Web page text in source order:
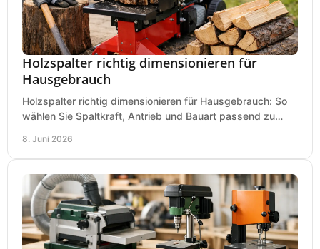
Holzspalter richtig dimensionieren für
Hausgebrauch
Holzspalter richtig dimensionieren für Hausgebrauch: So
wählen Sie Spaltkraft, Antrieb und Bauart passend zu
8. Juni 2026